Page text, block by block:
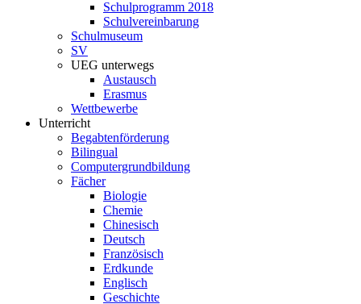
Schulprogramm 2018
Schulvereinbarung
Schulmuseum
SV
UEG unterwegs
Austausch
Erasmus
Wettbewerbe
Unterricht
Begabtenförderung
Bilingual
Computergrundbildung
Fächer
Biologie
Chemie
Chinesisch
Deutsch
Französisch
Erdkunde
Englisch
Geschichte